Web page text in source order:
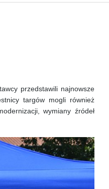
przedstawili najnowsze
targów mogli również
wymiany źródeł